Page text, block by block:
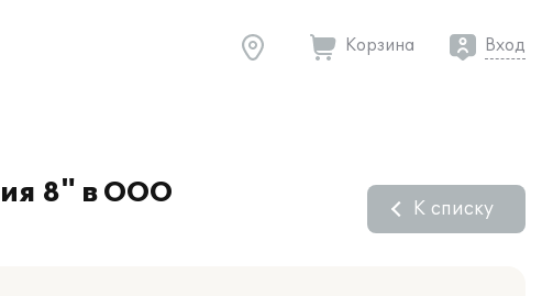
Корзина Вход
8" в ООО
К списку